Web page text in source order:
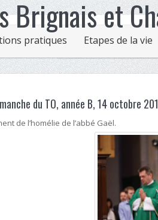
pratiques Etapes de la vie
du TO, année B, 14 octobre
de l’homélie de l’abbé Gaël.